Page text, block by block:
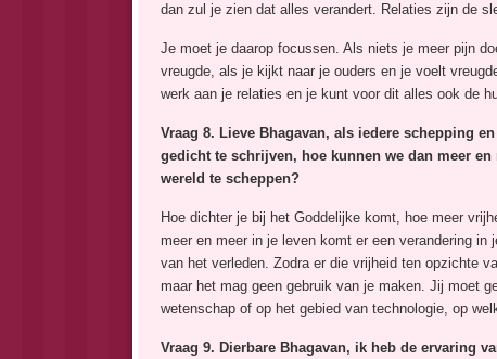
dan zul je zien dat alles verandert. Relaties zijn de
Je moet je daarop focussen. Als niets je meer pijn
vreugde, als je kijkt naar je ouders en je voelt
werk aan je relaties en je kunt voor dit alles ook de
Vraag 8. Lieve Bhagavan, als iedere schepping
gedicht te schrijven, hoe kunnen we dan meer
wereld te scheppen?
Hoe dichter je bij het ​​Goddelijke komt, hoe meer
meer en meer in je leven komt er een verandering
van het verleden. Zodra er die vrijheid ten opzichte
maar het mag geen gebruik van je maken. Jij moet
wetenschap of op het gebied van technologie, op
Vraag 9. DierbareBhagavan, ik heb de ervaring